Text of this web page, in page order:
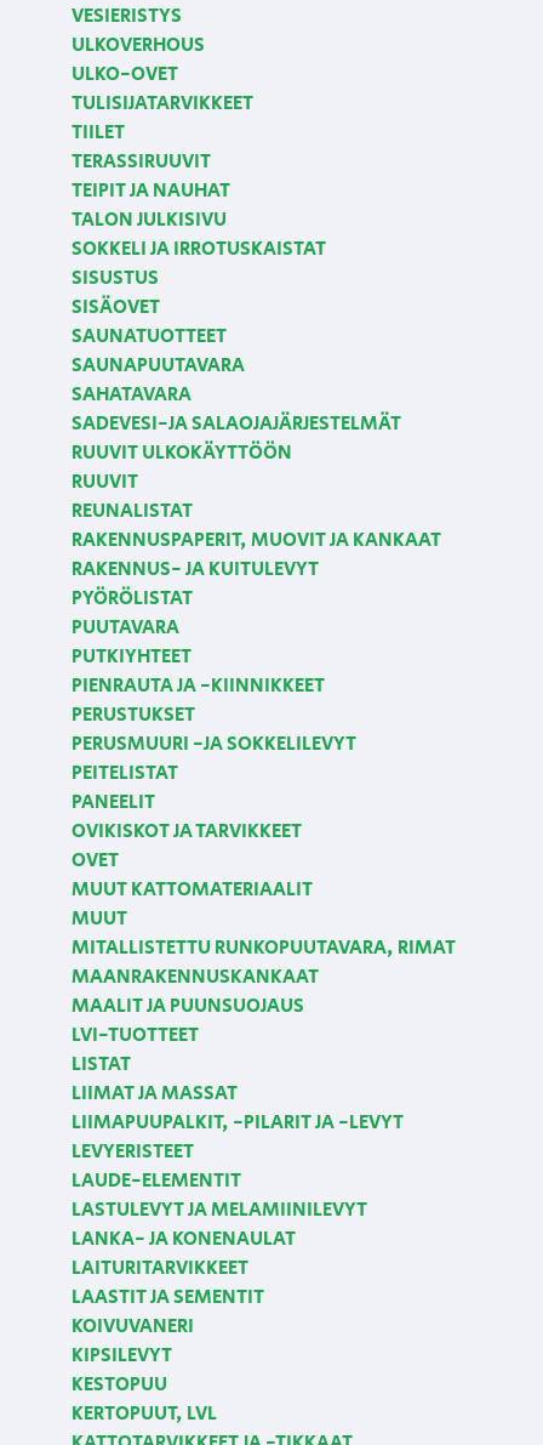
VESIERISTYS
ULKOVERHOUS
ULKO-OVET
TULISIJATARVIKKEET
TIILET
TERASSIRUUVIT
TEIPIT JA NAUHAT
TALON JULKISIVU
SOKKELI JA IRROTUSKAISTAT
SISUSTUS
SISÄOVET
SAUNATUOTTEET
SAUNAPUUTAVARA
SAHATAVARA
SADEVESI-JA SALAOJAJÄRJESTELMÄT
RUUVIT ULKOKÄYTTÖÖN
RUUVIT
REUNALISTAT
RAKENNUSPAPERIT, MUOVIT JA KANKAAT
RAKENNUS- JA KUITULEVYT
PYÖRÖLISTAT
PUUTAVARA
PUTKIYHTEET
PIENRAUTA JA -KIINNIKKEET
PERUSTUKSET
PERUSMUURI -JA SOKKELILEVYT
PEITELISTAT
PANEELIT
OVIKISKOT JA TARVIKKEET
OVET
MUUT KATTOMATERIAALIT
MUUT
MITALLISTETTU RUNKOPUUTAVARA, RIMAT
MAANRAKENNUSKANKAAT
MAALIT JA PUUNSUOJAUS
LVI-TUOTTEET
LISTAT
LIIMAT JA MASSAT
LIIMAPUUPALKIT, -PILARIT JA -LEVYT
LEVYERISTEET
LAUDE-ELEMENTIT
LASTULEVYT JA MELAMIINILEVYT
LANKA- JA KONENAULAT
LAITURITARVIKKEET
LAASTIT JA SEMENTIT
KOIVUVANERI
KIPSILEVYT
KESTOPUU
KERTOPUUT, LVL